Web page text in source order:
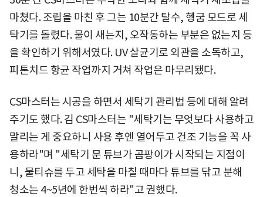
마쳤다. 조립을 마친 후 그는 10분간 탈수, 헹굼 모드로 세
탁기를 돌렸다. 물이 새는지, 오작동하는 부분은 없는지 등
을 확인하기 위해서였다. UV 살균기로 외관을 소독하고,
피톤치드 항균 작업까지 거쳐 작업은 마무리됐다.
CS마스터는 시공을 하면서 세탁기 관리법 등에 대해 알려
주기도 했다. 김 CS마스터는 "세탁기는 무엇보다 사용하고
말리는 게 중요하니 사용 후엔 열어두고 건조 기능을 꼭 사
용하라"며 "세탁기 문 튜브가 곰팡이가 시작되는 지점이
니, 물티슈를 두고 세탁을 마칠 때마다 튜브를 닦고 분해
청소는 4~5년에 한번씩 하라"고 권했다.